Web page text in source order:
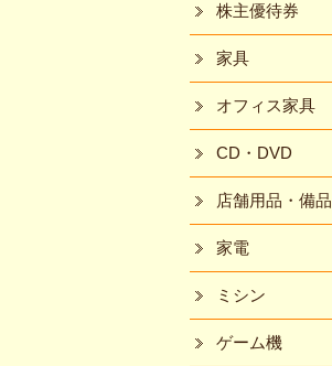
株主優待券
家具
オフィス家具
CD・DVD
店舗用品・備品
家電
ミシン
ゲーム機